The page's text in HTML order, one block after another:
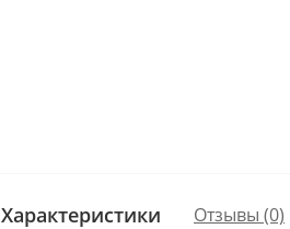
Характеристики Отзывы (0)